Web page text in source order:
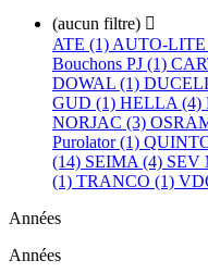
(aucun filtre) 
ATE (1) AUTO-LITE
Bouchons PJ (1)
DOWAL (1)
GUD (1) HELLA (4)
NORJAC (3)
Purolator (1)
(14) SEIMA (4) SEV
(1) TRANCO (1)
Années
Années